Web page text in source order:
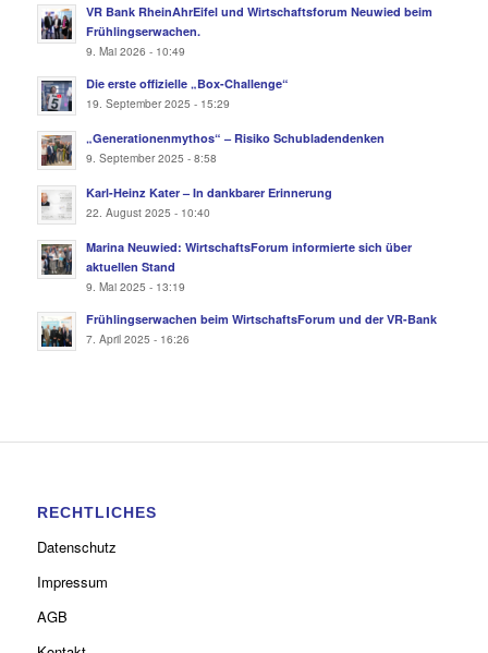
VR Bank RheinAhrEifel und Wirtschaftsforum Neuwied beim
Frühlingserwachen.
9. Mai 2026 - 10:49
Die erste offizielle „Box-Challenge“
19. September 2025 - 15:29
„Generationenmythos“ – Risiko Schubladendenken
9. September 2025 - 8:58
Karl-Heinz Kater – In dankbarer Erinnerung
22. August 2025 - 10:40
Marina Neuwied: WirtschaftsForum informierte sich über
aktuellen Stand
9. Mai 2025 - 13:19
Frühlingserwachen beim WirtschaftsForum und der VR-Bank
7. April 2025 - 16:26
RECHTLICHES
Datenschutz
Impressum
AGB